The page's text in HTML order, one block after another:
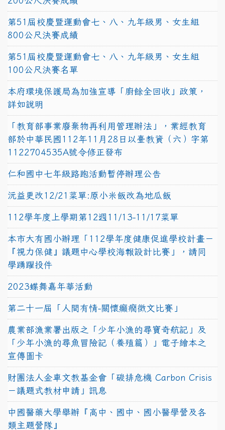
第51屆校慶暨運動會七、八、九年級男、女生組
800公尺決賽成績
第51屆校慶暨運動會七、八、九年級男、女生組
100公尺決賽名單
本府環境保護局為加強宣導「廚餘全回收」政策，
詳如說明
「教育部事業廢棄物再利用管理辦法」，業經教育
部於中華民國112年11月28日以臺教資（六）字第
1122704535A號令修正發布
仁和國中七年級路跑活動暫停辦理公告
沅益更改12/21菜單:原小米飯改為地瓜飯
112學年度上學期第12週11/13-11/17菜單
本市大有國小辦理「112學年度健康促進學校計畫－
『視力保健』議題中心學校海報設計比賽」，請同
學踴躍投件
2023蝶舞嘉年華活動
第二十一屆「人間有情-關懷癲癇徵文比賽」
農業部漁業署出版之「少年小漁的尋寶奇航記」及
「少年小漁的尋魚冒險記（養殖篇）」電子繪本之
宣傳圖卡
財團法人金車文教基金會「碳排危機 Carbon Crisis
－議題式教材申請」訊息
中國醫藥大學舉辦『高中、國中、國小醫學營及各
類主題營隊』